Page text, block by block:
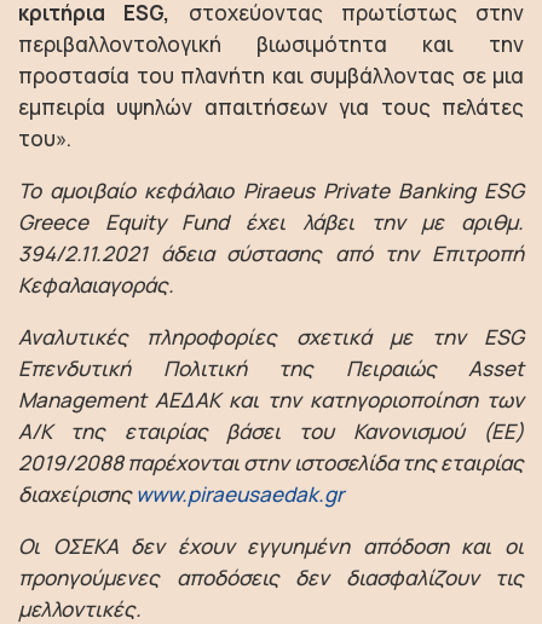
κριτήρια ESG, στοχεύοντας πρωτίστως στην
περιβαλλοντολογική βιωσιμότητα και την
προστασία του πλανήτη και συμβάλλοντας σε μια
εμπειρία υψηλών απαιτήσεων για τους πελάτες
του».
Το αμοιβαίο κεφάλαιο Piraeus Private Banking ESG
Greece Equity Fund έχει λάβει την με αριθμ.
394/2.11.2021 άδεια σύστασης από την Επιτροπή
Κεφαλαιαγοράς.
Αναλυτικές πληροφορίες σχετικά με την ESG
Επενδυτική Πολιτική της Πειραιώς Asset
Management ΑΕΔΑΚ και την κατηγοριοποίηση των
Α/Κ της εταιρίας βάσει του Κανονισμού (ΕΕ)
2019/2088 παρέχονται στην ιστοσελίδα της εταιρίας
διαχείρισηςwww.piraeusaedak.gr
Οι ΟΣΕΚΑ δεν έχουν εγγυημένη απόδοση και οι
προηγούμενες αποδόσεις δεν διασφαλίζουν τις
μελλοντικές.